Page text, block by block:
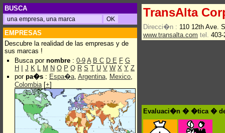
BUSCA
EMPRESAS
Descubre la realidad de las empresas y de
sus marcas !
Busca por nombre : 0-9 A B C D E F G
H
J K L M N O P Q R S T U V W X Y Z
por pa�s : Espa�a, Argentina, Mexico,
Colombia[+]
TransAlta
Direcci�n : 110 12th Ave.
www.transalta.com tel.
Evaluaci�n � �tica �